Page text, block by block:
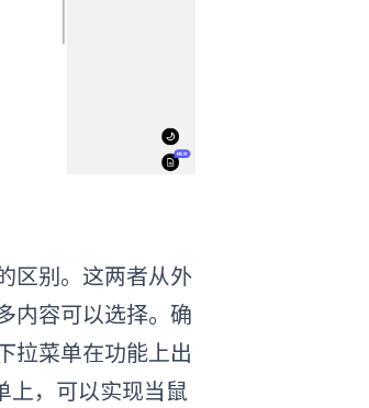
区别。这两者从外
内容可以选择。确
拉菜单在功能上出
， 可以实现当鼠